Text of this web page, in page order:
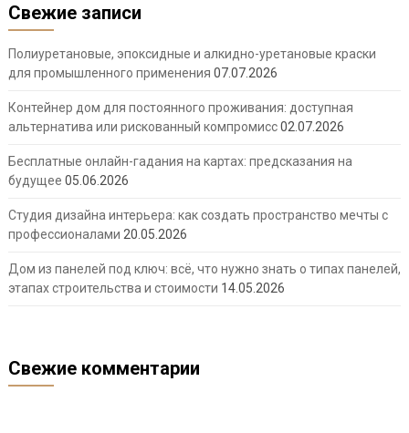
Свежие записи
Полиуретановые, эпоксидные и алкидно-уретановые краски
для промышленного применения 07.07.2026
Контейнер дом для постоянного проживания: доступная
альтернатива или рискованный компромисс02.07.2026
Бесплатные онлайн-гадания на картах: предсказания на
будущее 05.06.2026
Студия дизайна интерьера: как создать пространство мечты с
профессионалами 20.05.2026
Дом из панелей под ключ: всё, что нужно знать о типах панелей,
этапах строительства и стоимости 14.05.2026
Свежие комментарии